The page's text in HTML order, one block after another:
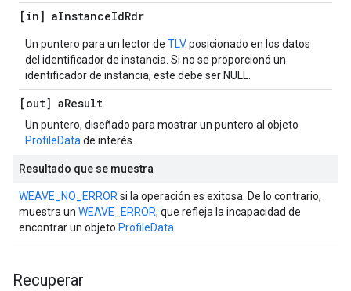
[in] aInstanceIdRdr
Un puntero para un lector de TLVposicionado en los datos
del identificador de instancia. Si no se proporcionó un
identificador de instancia, este debe ser NULL.
[out] aResult
Un puntero, diseñado para mostrar un puntero al objeto
ProfileData de interés.
Resultado que se muestra
WEAVE_NO_ERROR si la operación es exitosa. De lo contrario,
muestra un WEAVE_ERROR, que refleja la incapacidad de
encontrar un objeto ProfileData
Recuperar